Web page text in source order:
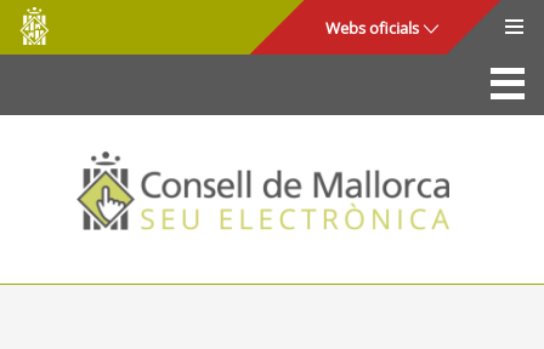
Salta al contingut principal
Consell
de
Mallorca
Webs oficials
La Seu
Consell de Mallorca
Accés i seguretat
Utilitats